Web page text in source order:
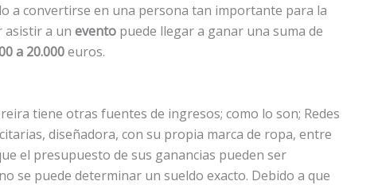
a convertirse en una persona tan importante para la
asistir a un eventopuede llegar a ganar una suma de
a 20.000euros.
tiene otras fuentes de ingresos; como lo son; Redes
diseñadora, con su propia marca de ropa, entre
el presupuesto de sus ganancias pueden ser
se puede determinar un sueldo exacto. Debido a que